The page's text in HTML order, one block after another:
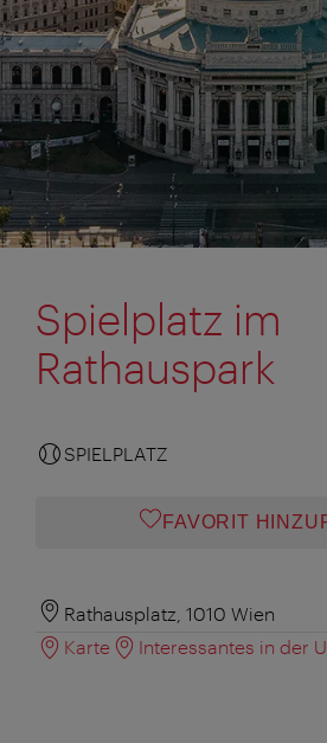
Spielplatz im
Rathauspark
SPIELPLATZ
FAVORIT
Rathausplatz, 1010 Wien
Karte
Interessantes in der